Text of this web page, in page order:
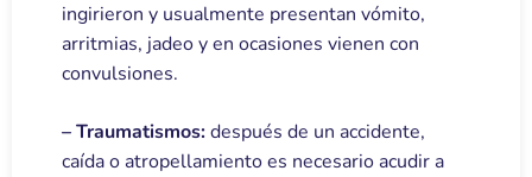
ingirieron y usualmente presentan vómito,
arritmias, jadeo y en ocasiones vienen con
convulsiones.
– Traumatismos:después de un accidente,
caída o atropellamiento es necesario acudir a